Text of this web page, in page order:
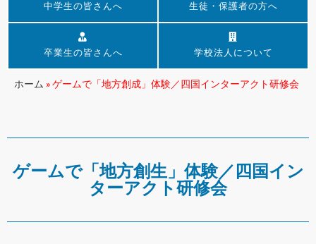
中学生の皆さんへ 生徒・保護者の方へ
卒業生の皆さんへ 学校法人について
ホーム »ゲームで「地方創成」体験／四国インターアクト研修会
ゲームで「地方創生」体験／四国イン
ターアクト研修会